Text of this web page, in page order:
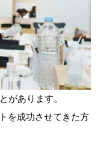
があります。
を成功させてきた方